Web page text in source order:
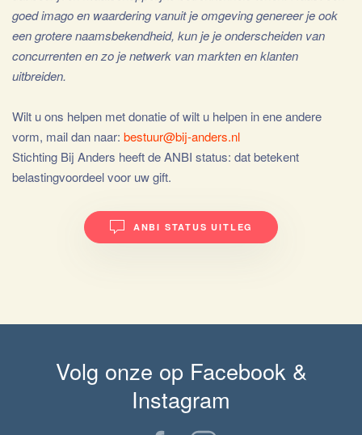
goed imago en waardering vanuit je omgeving genereer je ook
een grotere naamsbekendheid, kun je je onderscheiden van
concurrenten en zo je netwerk van markten en klanten
uitbreiden.
Wilt u ons helpen met donatie of wilt u helpen in ene andere
vorm, mail dan naar: bestuur@bij-anders.nl
Stichting Bij Anders heeft de ANBI status: dat betekent
belastingvoordeel voor uw gift.
ANBI STATUS UITLEG
Volg onze op Facebook &
Instagram